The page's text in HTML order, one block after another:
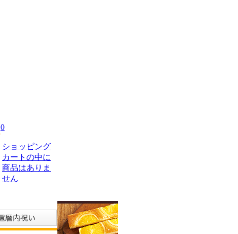
0
ショッピング
カートの中に
商品はありま
せん